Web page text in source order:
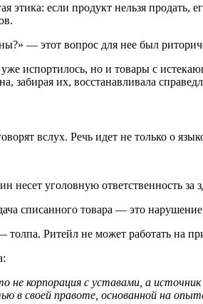
этика: если продукт нельзя
— этот вопрос для нее был
испортилось, но и товары с
забирая их, восстанавливала
вслух. Речь идет не только о
уголовную ответственность за
списанного товара — это
Ритейл не может работать на
корпорация с уставами, а
в своей правоте, основанной на